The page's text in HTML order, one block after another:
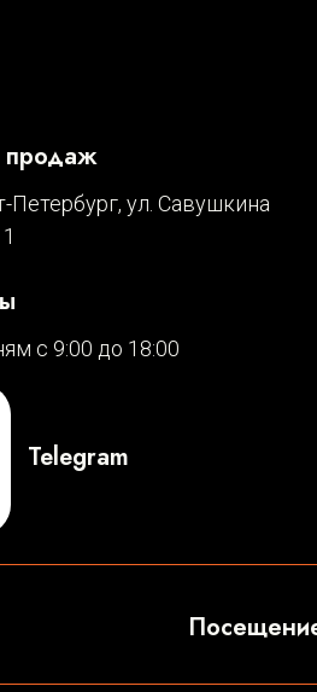
Петербург, ул. Савушкина
Telegram
с 9:00 до 18:00